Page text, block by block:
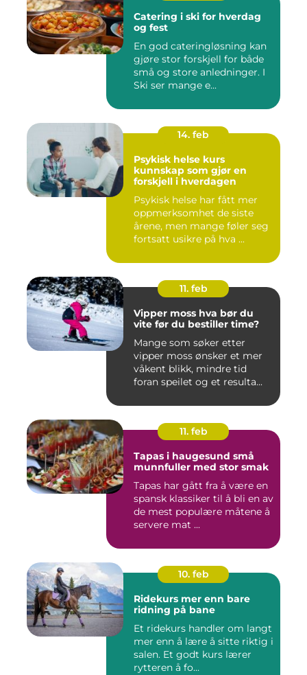
Catering i ski for hverdag
og fest
En god cateringløsning kan
gjøre stor forskjell for både
små og store anledninger. I
Ski ser mange e...
14. feb
Psykisk helse kurs
kunnskap som gjør en
forskjell i hverdagen
Psykisk helse har fått mer
oppmerksomhet de siste
årene, men mange føler seg
fortsatt usikre på hva ...
11. feb
Vipper moss hva bør du
vite før du bestiller time?
Mange som søker etter
vipper moss ønsker et mer
våkent blikk, mindre tid
foran speilet og et resulta...
11. feb
Tapas i haugesund små
munnfuller med stor smak
Tapas har gått fra å være en
spansk klassiker til å bli en av
de mest populære måtene å
servere mat ...
10. feb
Ridekurs mer enn bare
ridning på bane
Et ridekurs handler om langt
mer enn å lære å sitte riktig i
salen. Et godt kurs lærer
rytteren å fo...